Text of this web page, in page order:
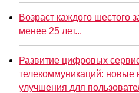
Возраст каждого шестого
менее 25 лет...
Развитие цифровых
телекоммуникаций: новые
улучшения для